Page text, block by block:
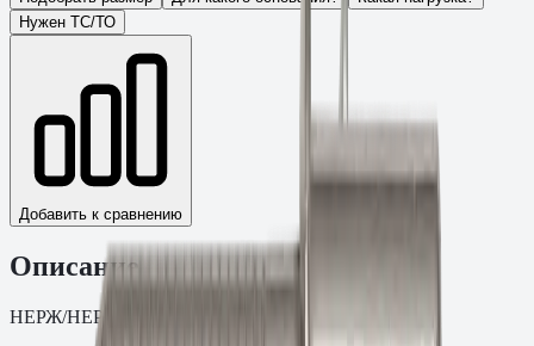
Нужен ТС/ТО
Добавить к сравнению
Описание
НЕРЖ/НЕРЖ Стандартный бортик. Упаковка: 500.